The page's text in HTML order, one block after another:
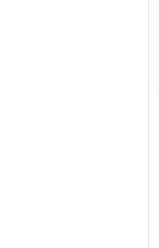
ドレス宛に自動で
。もし送信確認メ
できない場合がご